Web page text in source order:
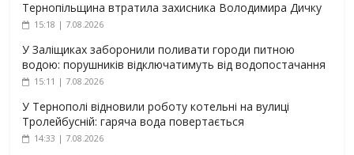
Тернопільщина втратила захисника Володимира Дичку
15:18 | 7.08.2026
У Заліщиках заборонили поливати городи питною
водою: порушників відключатимуть від водопостачання
15:11 | 7.08.2026
У Тернополі відновили роботу котельні на вулиці
Тролейбусній: гаряча вода повертається
14:33 | 7.08.2026